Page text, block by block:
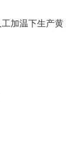
加温下生产黄